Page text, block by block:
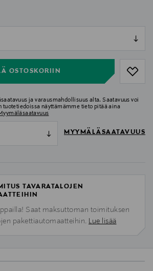
OSTOSKORIIN
ja varausmahdollisuus alta. Saatavuus voi
tuotetiedoissa näyttämämme tieto pitää aina
MYYMÄLÄSAATAVUUS
TAVARATALOJEN
Saat maksuttoman toimituksen
pakettiautomaatteihin. Lue lisää